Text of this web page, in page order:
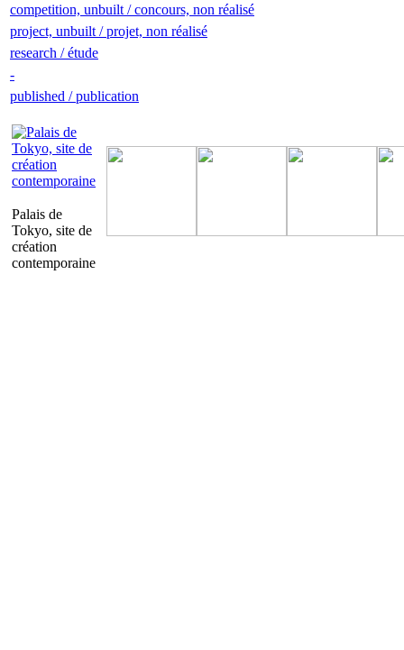
competition, unbuilt / concours, non réalisé
project, unbuilt / projet, non réalisé
research / étude
-
published / publication
Palais de
Tokyo, site de
création
contemporaine